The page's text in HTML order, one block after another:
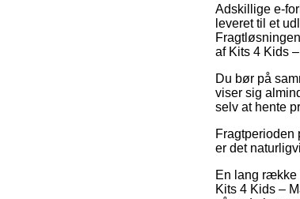
Adskillige e-
leveret til et
af Kits 4 Kids
Du bør på
viser sig
selv at hente
Fragtperioden
er det
En lang række
Kits 4 Kids –